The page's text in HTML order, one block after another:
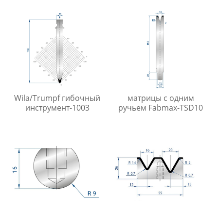
Wila/Trumpf гибочный
инструмент-1003
матрицы с одним
ручьем Fabmax-TSD10